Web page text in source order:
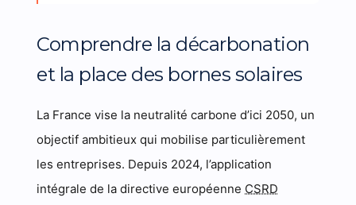
Comprendre la décarbonation
et la place des bornes solaires
La France vise la neutralité carbone d’ici 2050, un
objectif ambitieux qui mobilise particulièrement
les entreprises. Depuis 2024, l’application
intégrale de la directive européenne CSRD